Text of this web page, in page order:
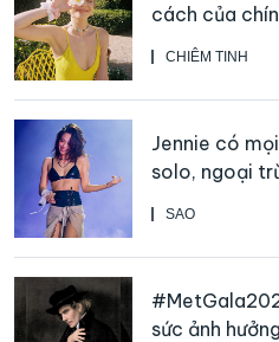
CHIÊM TINH
cách của
SAO
Jennie có
solo, ngoại
sức ảnh